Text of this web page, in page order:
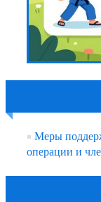
Меры
операции и